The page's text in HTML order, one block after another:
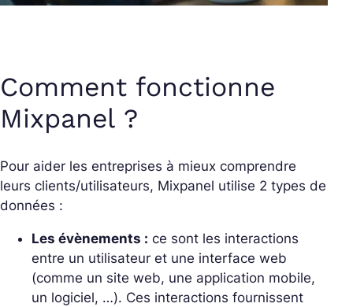
Comment fonctionne
Mixpanel ?
Pour aider les entreprises à mieux comprendre
leurs clients/utilisateurs, Mixpanel utilise 2 types de
données :
Les évènements : ce sont les interactions
entre un utilisateur et une interface web
(comme un site web, une application mobile,
un logiciel, …). Ces interactions fournissent